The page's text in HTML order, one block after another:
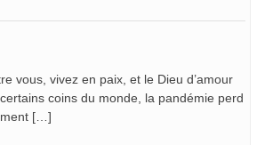
vous, vivez en paix, et le Dieu d’amour
coins du monde, la pandémie perd
[…]